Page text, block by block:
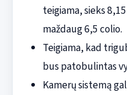
teigiama, sieks
maždaug 6,5 colio.
Teigiama, kad
bus patobulintas
Kamerų sistemą